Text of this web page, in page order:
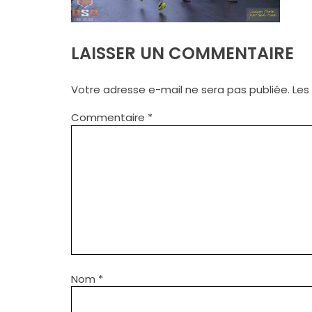
LAISSER UN COMMENTAIRE
Votre adresse e-mail ne sera pas publiée.
Commentaire *
Nom *